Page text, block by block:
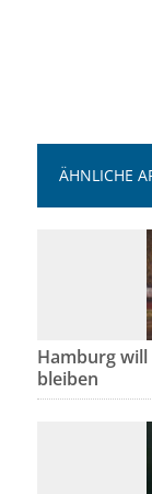
ÄHNLICHE
Hamburg
bleiben